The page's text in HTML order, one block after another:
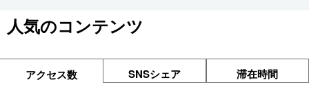
人気のコンテンツ
アクセス数 SNSシェア 滞在時間